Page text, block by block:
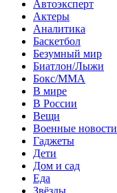
Автоэксперт
Актеры
Аналитика
Баскетбол
Безумный мир
Биатлон/Лыжи
Бокс/MMA
В мире
В России
Вещи
Военные новости
Гаджеты
Дети
Дом и сад
Еда
Звёзды